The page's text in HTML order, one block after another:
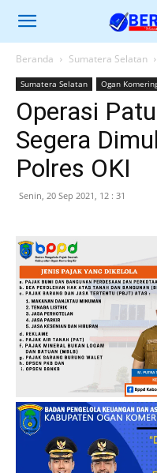
Beranda Sumatera Selatan
Sumatera Selatan Ogan
Operasi
Segera
Polres OKI
Senin, 20 Sep 2021, 12 : 31